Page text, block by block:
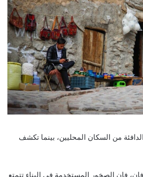
من السكان المحليين، بينما تكشف
فإن الصخور المستخدمة في البناء تتمتع